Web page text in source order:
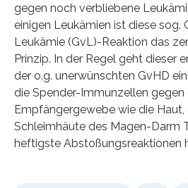
gegen noch verbliebene
einigen Leukämien ist diese sog.
Leukämie (GvL)-Reaktion das
Prinzip. In der Regel geht dieser
der o.g. unerwünschten GvHD
die Spender-Immunzellen gegen
Empfängergewebe wie die Haut,
Schleimhäute des Magen-Darm
heftigste Abstoßungsreaktionen